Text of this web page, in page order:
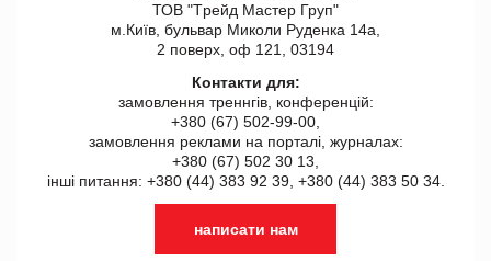
ТОВ "Tрейд Мастер Груп"
м.Київ, бульвар Миколи Руденка 14а,
2 поверх, оф 121, 03194
Контакти для:
замовлення треннгів, конференцій:
+380 (67) 502-99-00,
замовлення реклами на порталі, журналах:
+380 (67) 502 30 13,
інші питання: +380 (44) 383 92 39, +380 (44) 383 50 34.
написати нам